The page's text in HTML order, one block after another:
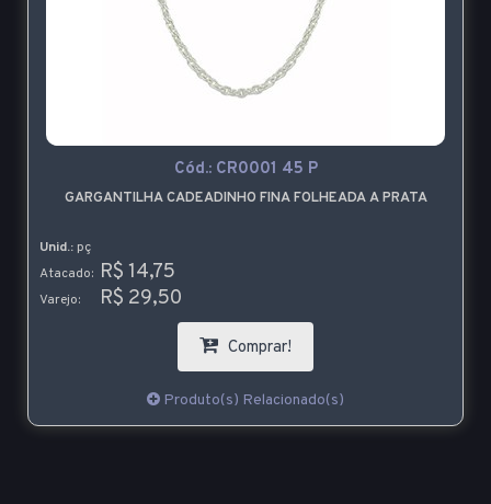
Cód.: CR0001 45 P
GARGANTILHA CADEADINHO FINA FOLHEADA A PRATA
Unid.: pç
Atacado: R$ 14,75
Varejo: R$ 29,50
Comprar!
Produto(s) Relacionado(s)